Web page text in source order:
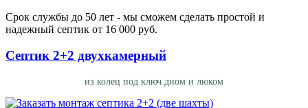
Срок службы до 50 лет - мы сможем сделать простой и
надежный септик от 16 000 руб.
Септик 2+2 двухкамерный
из колец под ключ дном и люком